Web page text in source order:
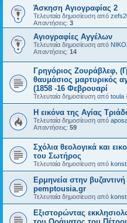
Άσκηση Αγιογραφίας 2
Τελευταία δημοσίευση από
Απαντήσεις: 3
Αγιογραφίες Αγγέλων
Τελευταία δημοσίευση από
Απαντήσεις: 14
Γρηγόριος Ζουράβλεφ,
θαυμάσιος μαρτυρικός
(1858 -16 Φεβρουαρί
Τελευταία δημοσίευση από toula
H εικόνα της Αγίας
Τελευταία δημοσίευση από
Απαντήσεις: 59
Σχόλια θεολογικά και
του Σωτήρος
Τελευταία δημοσίευση από
Ερμηνεία στην
pemptousia.gr
Τελευταία δημοσίευση από
Εξιστορώντας